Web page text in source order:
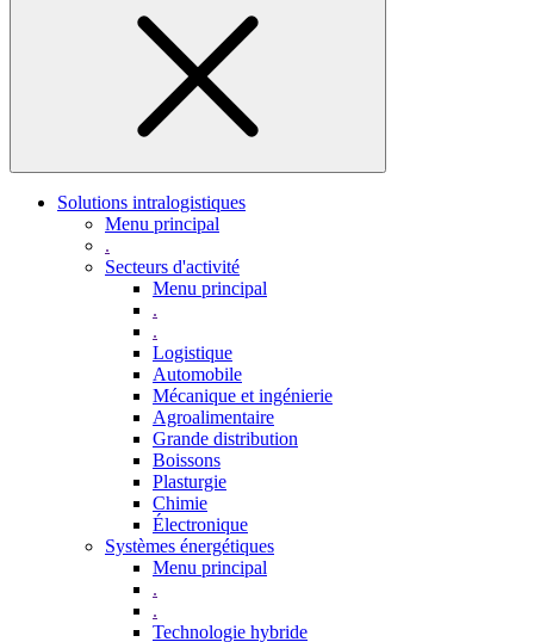
Solutions intralogistiques
Menu principal
.
Secteurs d'activité
Menu principal
.
.
Logistique
Automobile
Mécanique et ingénierie
Agroalimentaire
Grande distribution
Boissons
Plasturgie
Chimie
Électronique
Systèmes énergétiques
Menu principal
.
.
Technologie hybride